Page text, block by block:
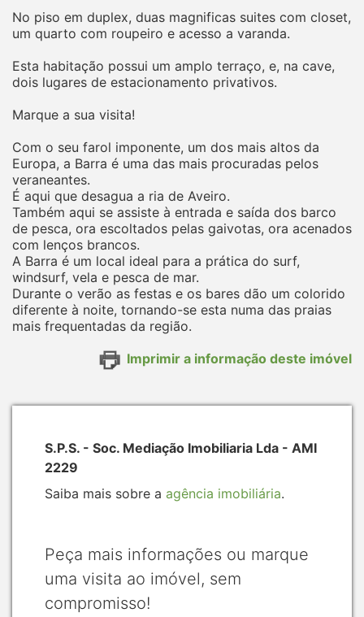
No piso em duplex, duas magnificas suites com closet,
um quarto com roupeiro e acesso a varanda.
Esta habitação possui um amplo terraço, e, na cave,
dois lugares de estacionamento privativos.
Marque a sua visita!
Com o seu farol imponente, um dos mais altos da
Europa, a Barra é uma das mais procuradas pelos
veraneantes.
É aqui que desagua a ria de Aveiro.
Também aqui se assiste à entrada e saída dos barco
de pesca, ora escoltados pelas gaivotas, ora acenados
com lenços brancos.
A Barra é um local ideal para a prática do surf,
windsurf, vela e pesca de mar.
Durante o verão as festas e os bares dão um colorido
diferente à noite, tornando-se esta numa das praias
mais frequentadas da região.
Imprimir a informação deste imóvel
S.P.S. - Soc. Mediação Imobiliaria Lda - AMI
2229
Saiba mais sobre a agência imobiliária.
Peça mais informações ou marque
uma visita ao imóvel, sem
compromisso!